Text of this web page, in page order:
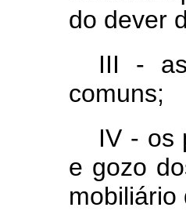
do dever
III -
comuns;
IV - os
e gozo
mobiliário